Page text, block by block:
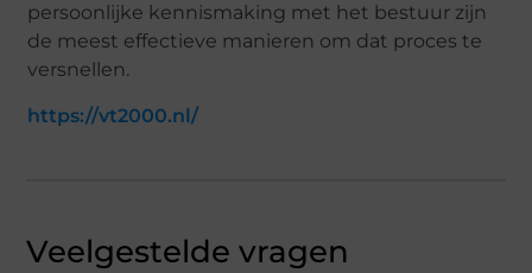
persoonlijke kennismaking met het bestuur zijn
de meest effectieve manieren om dat proces te
versnellen.
https://vt2000.nl/
Veelgestelde vragen